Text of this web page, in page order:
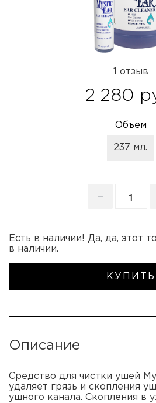
1 отзыв
2 280
Объем
237 мл.
Есть в наличии! Да, да, этот
в наличии.
КУПИТЬ
Описание
Средство для чистки ушей
удаляет грязь и скопления
ушного канала. Скопления в